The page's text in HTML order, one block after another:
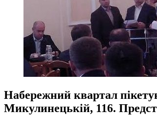
Набережний квартал
Микулинецькій, 116.